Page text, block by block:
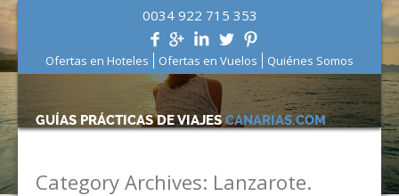
0034 922 715 353
Ofertas en Hoteles Ofertas en Vuelos Quiénes Somos
GUÍAS PRÁCTICAS DE VIAJESCANARIAS.COM
Category Archives: Lanzarote.